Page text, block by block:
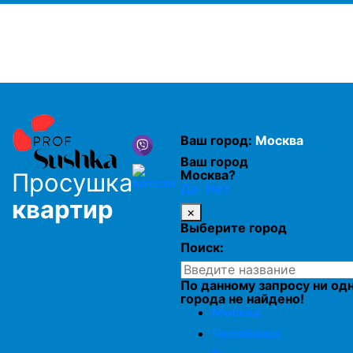
Просушка бетонных потолков
Просушка гаража
Просушка серверной
Осушение хранилищ и складов
Просушка
квартир
Ваш город: Москва
Ваш город
Москва?
Да Нет
×
Выберите город
Поиск:
По данному запросу ни
города не найдено!
Москва
Челябинск